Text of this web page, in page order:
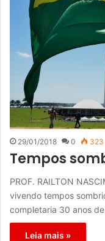
29/01/2018 0 323
Tempos
PROF. RAILTON
vivendo tempos
completaria 30 anos
Leia mais »